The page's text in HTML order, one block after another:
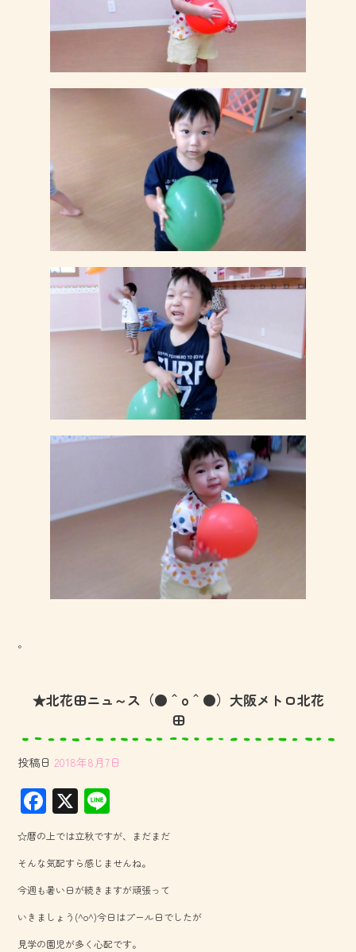
。
★北花田ニュ～ス（●＾o＾●）大阪メトロ北花
田
投稿日 2018年8月7日
F
ac
e
b
o
ok
X
ne
☆暦の上では立秋ですが、まだまだ
そんな気配すら感じませんね。
今週も暑い日が続きますが頑張って
いきましょう(^o^)今日はプール日でしたが
見学の園児が多く心配です。